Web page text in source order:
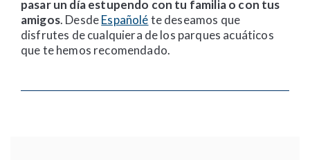
pasar un día estupendo con tu familia o con tus
amigos. DesdeEspañoléte deseamos que
disfrutes de cualquiera de los parques acuáticos
que te hemos recomendado.